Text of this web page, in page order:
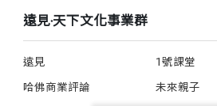
遠見‧天下文化事業群
遠見
哈佛商業評論
1號課堂
未來親子